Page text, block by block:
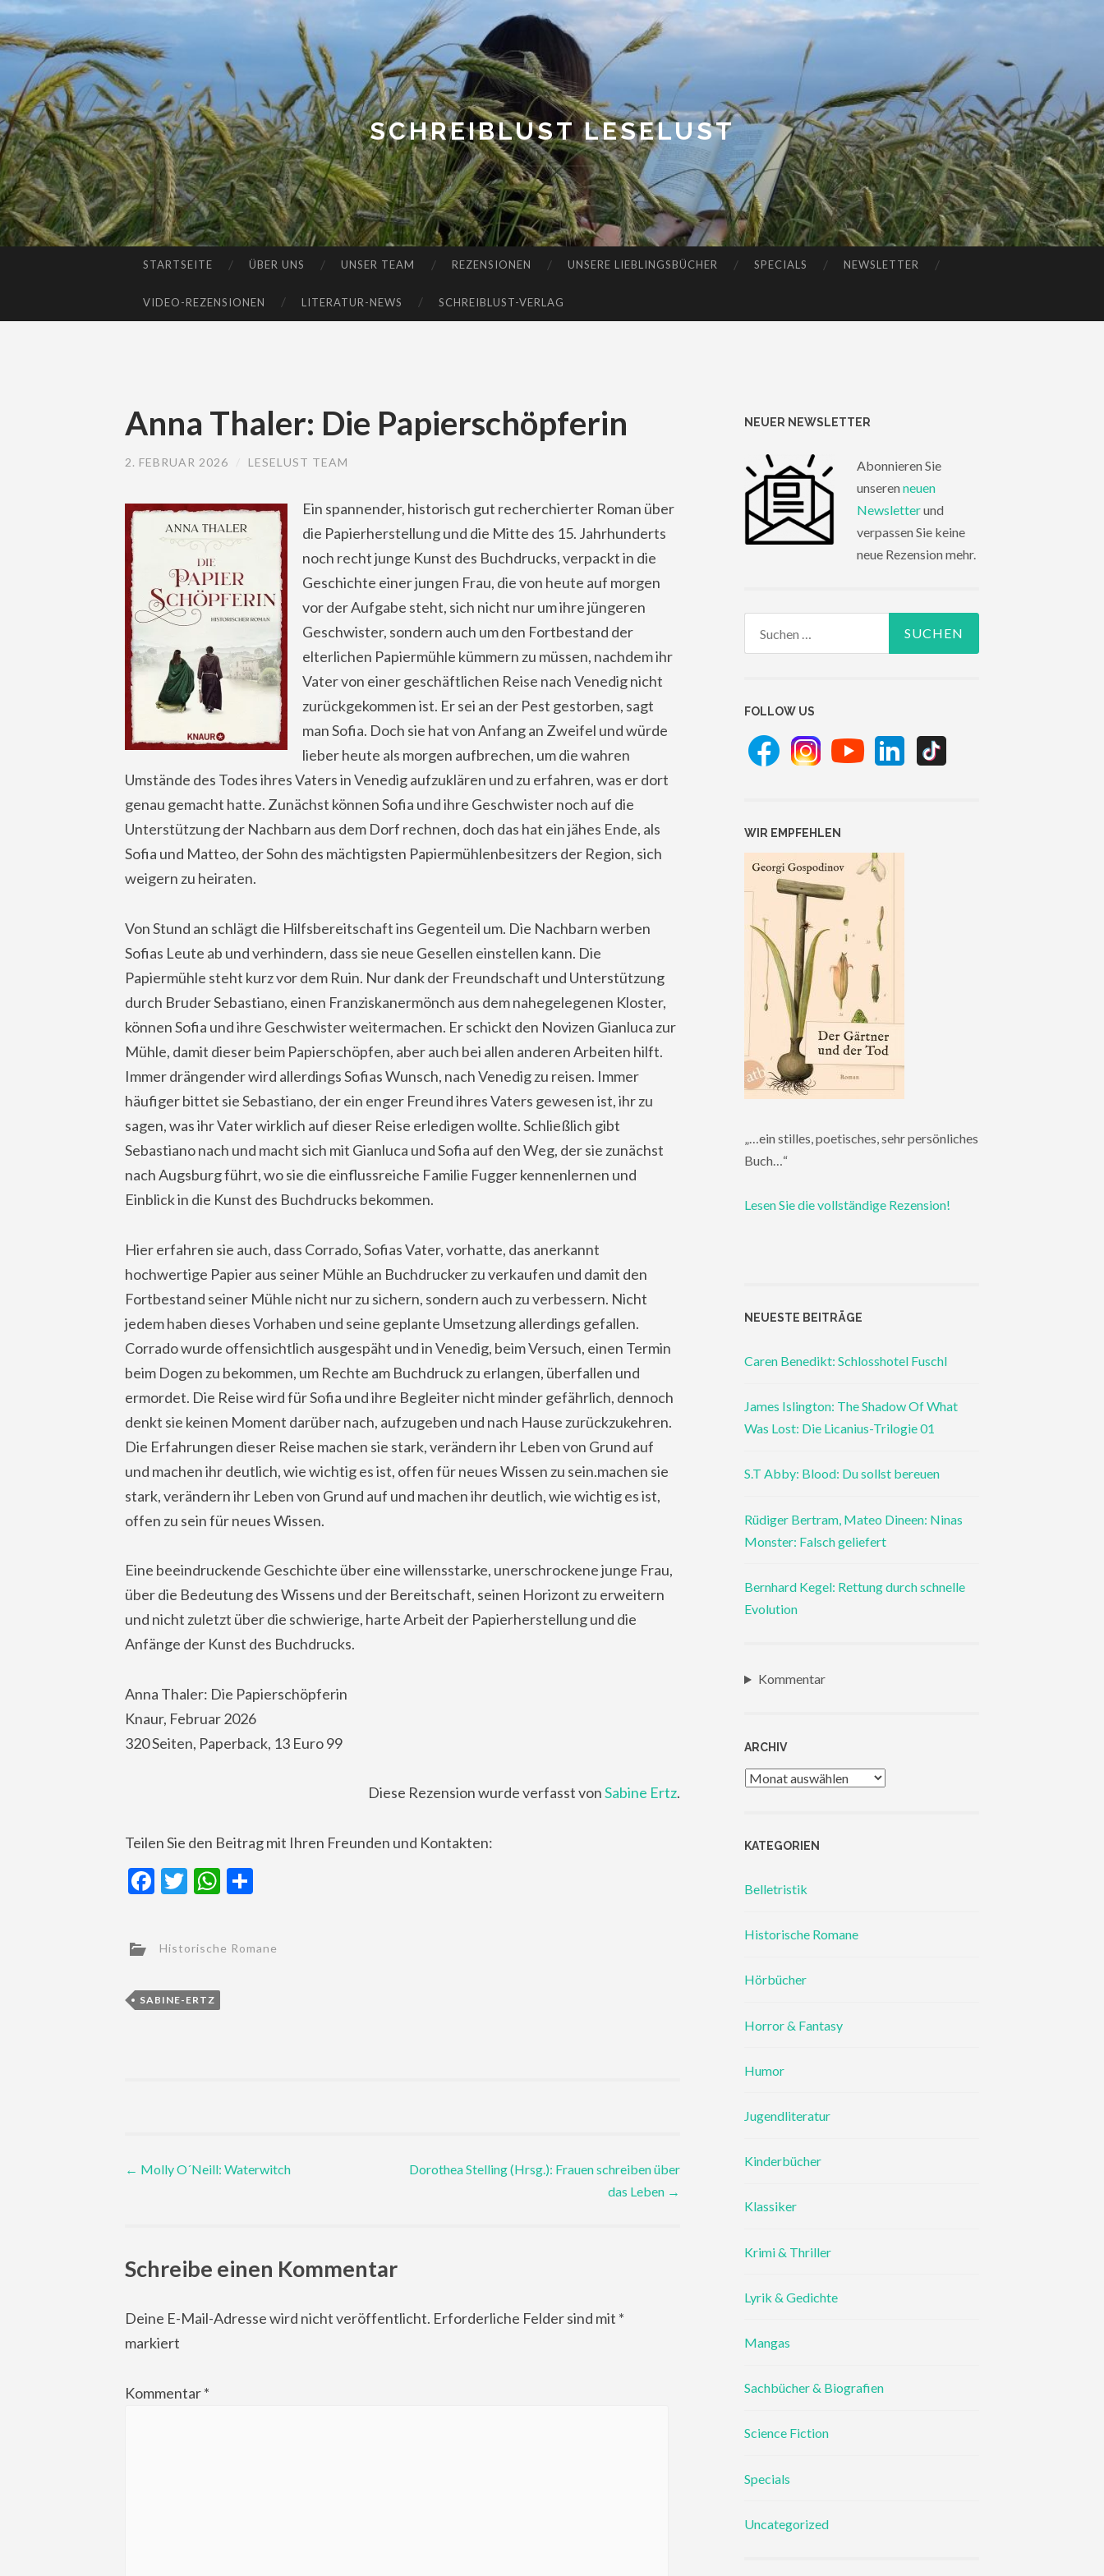
SCHREIBLUST LESELUST
STARTSEITE ÜBER UNS UNSER TEAM REZENSIONEN UNSERE LIEBLINGSBÜCHER SPECIALS NEWSLETTER
VIDEO-REZENSIONEN LITERATUR-NEWS SCHREIBLUST-VERLAG
Anna Thaler: Die Papierschöpferin
2. FEBRUAR 2026 LESELUST TEAM
Ein spannender, historisch gut recherchierter Roman über
die Papierherstellung und die Mitte des 15. Jahrhunderts
noch recht junge Kunst des Buchdrucks, verpackt in die
Geschichte einer jungen Frau, die von heute auf morgen
vor der Aufgabe steht, sich nicht nur um ihre jüngeren
Geschwister, sondern auch um den Fortbestand der
elterlichen Papiermühle kümmern zu müssen, nachdem ihr
Vater von einer geschäftlichen Reise nach Venedig nicht
zurückgekommen ist. Er sei an der Pest gestorben, sagt
man Sofia. Doch sie hat von Anfang an Zweifel und würde
lieber heute als morgen aufbrechen, um die wahren
Umstände des Todes ihres Vaters in Venedig aufzuklären und zu erfahren, was er dort
genau gemacht hatte. Zunächst können Sofia und ihre Geschwister noch auf die
Unterstützung der Nachbarn aus dem Dorf rechnen, doch das hat ein jähes Ende, als
Sofia und Matteo, der Sohn des mächtigsten Papiermühlenbesitzers der Region, sich
weigern zu heiraten.
Von Stund an schlägt die Hilfsbereitschaft ins Gegenteil um. Die Nachbarn werben
Sofias Leute ab und verhindern, dass sie neue Gesellen einstellen kann. Die
Papiermühle steht kurz vor dem Ruin. Nur dank der Freundschaft und Unterstützung
durch Bruder Sebastiano, einen Franziskanermönch aus dem nahegelegenen Kloster,
können Sofia und ihre Geschwister weitermachen. Er schickt den Novizen Gianluca zur
Mühle, damit dieser beim Papierschöpfen, aber auch bei allen anderen Arbeiten hilft.
Immer drängender wird allerdings Sofias Wunsch, nach Venedig zu reisen. Immer
häufiger bittet sie Sebastiano, der ein enger Freund ihres Vaters gewesen ist, ihr zu
sagen, was ihr Vater wirklich auf dieser Reise erledigen wollte. Schließlich gibt
Sebastiano nach und macht sich mit Gianluca und Sofia auf den Weg, der sie zunächst
nach Augsburg führt, wo sie die einflussreiche Familie Fugger kennenlernen und
Einblick in die Kunst des Buchdrucks bekommen.
Hier erfahren sie auch, dass Corrado, Sofias Vater, vorhatte, das anerkannt
hochwertige Papier aus seiner Mühle an Buchdrucker zu verkaufen und damit den
Fortbestand seiner Mühle nicht nur zu sichern, sondern auch zu verbessern. Nicht
jedem haben dieses Vorhaben und seine geplante Umsetzung allerdings gefallen.
Corrado wurde offensichtlich ausgespäht und in Venedig, beim Versuch, einen Termin
beim Dogen zu bekommen, um Rechte am Buchdruck zu erlangen, überfallen und
ermordet. Die Reise wird für Sofia und ihre Begleiter nicht minder gefährlich, dennoch
denkt sie keinen Moment darüber nach, aufzugeben und nach Hause zurückzukehren.
Die Erfahrungen dieser Reise machen sie stark, verändern ihr Leben von Grund auf
und machen ihr deutlich, wie wichtig es ist, offen für neues Wissen zu sein.machen sie
stark, verändern ihr Leben von Grund auf und machen ihr deutlich, wie wichtig es ist,
offen zu sein für neues Wissen.
Eine beeindruckende Geschichte über eine willensstarke, unerschrockene junge Frau,
über die Bedeutung des Wissens und der Bereitschaft, seinen Horizont zu erweitern
und nicht zuletzt über die schwierige, harte Arbeit der Papierherstellung und die
Anfänge der Kunst des Buchdrucks.
Anna Thaler: Die Papierschöpferin
Knaur, Februar 2026
320 Seiten, Paperback, 13 Euro 99
Diese Rezension wurde verfasst vonSabine Ertz.
Teilen Sie den Beitrag mit Ihren Freunden und Kontakten:
Facebook
TwitterWhatsApp
Historische Romane
SABINE-ERTZ
Post
← Molly O´Neill: Waterwitch
Dorothea Stelling (Hrsg.): Frauen schreiben über
das Leben →
Schreibe einen Kommentar
Deine E-Mail-Adresse wird nicht veröffentlicht. Erforderliche Felder sind mit *
markiert
Kommentar*
NEUER NEWSLETTER
Abonnieren Sie
unserenneuen
Newsletterund
verpassen Sie keine
neue Rezension mehr.
FOLLOW US
WIR EMPFEHLEN
„…ein stilles, poetisches, sehr persönliches
Buch…“
Lesen Sie die vollständige Rezension!
NEUESTE BEITRÄGE
Caren Benedikt: Schlosshotel Fuschl
James Islington: The Shadow Of What
Was Lost: Die Licanius-Trilogie 01
S.T Abby: Blood: Du sollst bereuen
Rüdiger Bertram, Mateo Dineen: Ninas
Monster: Falsch geliefert
Bernhard Kegel: Rettung durch schnelle
Evolution
Kommentar
ARCHIV
Archiv
KATEGORIEN
Belletristik
Historische Romane
Hörbücher
Horror & Fantasy
Humor
Jugendliteratur
Kinderbücher
Klassiker
Krimi & Thriller
Lyrik & Gedichte
Mangas
Sachbücher & Biografien
Science Fiction
Specials
Uncategorized